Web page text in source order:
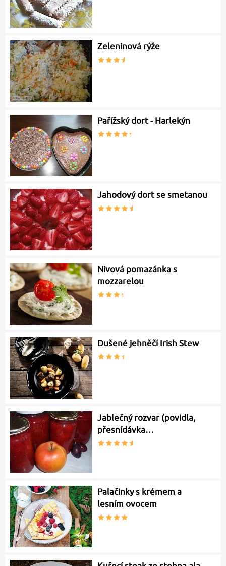
Zeleninová rýže
Pařížský dort - Harlekýn
Jahodový dort se smetanou
Nivová pomazánka s
mozzarelou
Dušené jehněčí Irish Stew
Jablečný rozvar (povidla,
přesnídávka…
Palačinky s krémem a
lesním ovocem